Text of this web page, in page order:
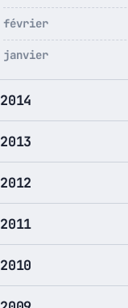
février
janvier
2014
2013
2012
2011
2010